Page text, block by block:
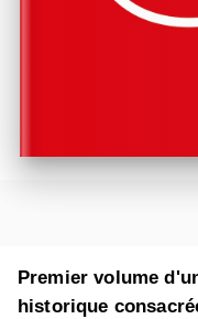
Premier volume
historique